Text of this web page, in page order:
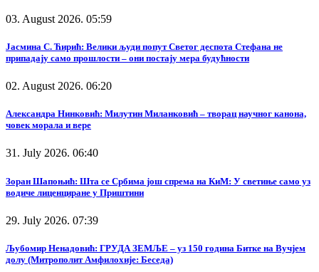
03. August 2026. 05:59
Јасмина С. Ћирић: Велики људи попут Светог деспота Стефана не
припадају само прошлости – они постају мера будућности
02. August 2026. 06:20
Александра Нинковић: Милутин Миланковић – творац научног канона,
човек морала и вере
31. July 2026. 06:40
Зоран Шапоњић: Шта се Србима још спрема на КиМ: У светиње само уз
водиче лиценциране у Приштини
29. July 2026. 07:39
Љубомир Ненадовић: ГРУДА ЗЕМЉЕ – уз 150 година Битке на Вучјем
долу (Митрополит Амфилохије: Беседа)